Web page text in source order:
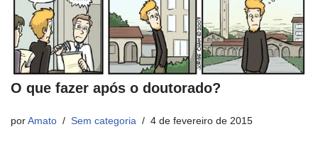
O que fazer após o doutorado?
por Amato Sem categoria 4 de fevereiro de 2015